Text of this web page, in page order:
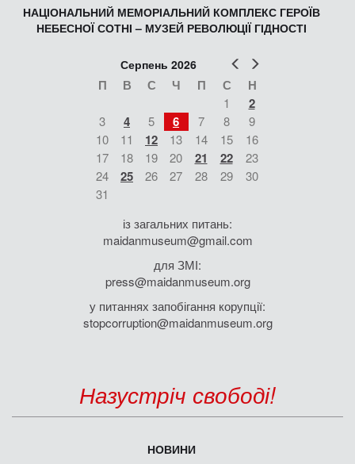
НАЦІОНАЛЬНИЙ МЕМОРІАЛЬНИЙ КОМПЛЕКС ГЕРОЇВ
НЕБЕСНОЇ СОТНІ – МУЗЕЙ РЕВОЛЮЦІЇ ГІДНОСТІ
Попер
Серпень 2026
П В С Ч П С Н
1 2
3 4 5 6 7 8
9
10
11 12 13 14 15
16
17
18 19 20 21 22
23
24
25 26 27 28 29
30
31
із загальних питань:
maidanmuseum@gmail.com
для ЗМІ:
press@maidanmuseum.org
у питаннях запобігання корупції:
stopcorruption@maidanmuseum.org
Назустріч свободі!
НОВИНИ